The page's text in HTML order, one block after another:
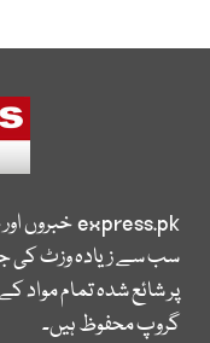
express.pkخبروں
سب سے زیادہ وزٹ کی
پر شائع شدہ تمام
گروپ محفوظ ہیں۔